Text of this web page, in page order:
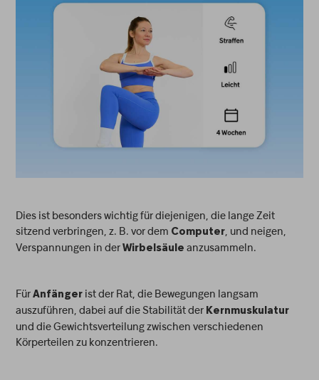
Dies ist besonders wichtig für diejenigen, die lange Zeit
sitzend verbringen, z. B. vor dem Computer, und neigen,
Verspannungen in derWirbelsäule anzusammeln.
FürAnfänger ist der Rat, die Bewegungen langsam
auszuführen, dabei auf die Stabilität der Kernmuskulatur
und die Gewichtsverteilung zwischen verschiedenen
Körperteilen zu konzentrieren.